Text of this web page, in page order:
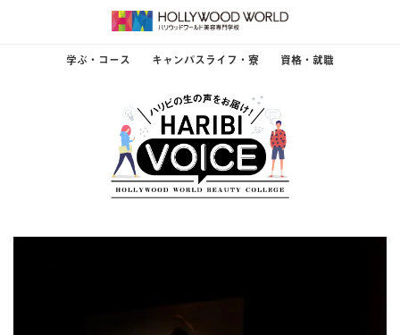
学ぶ・コース キャンパスライフ・寮 資格・就職